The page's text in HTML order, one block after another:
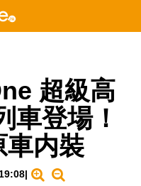
超級高
車登場！
車内裝
|